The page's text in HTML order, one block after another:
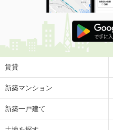
賃貸
新築マンション
新築一戸建て